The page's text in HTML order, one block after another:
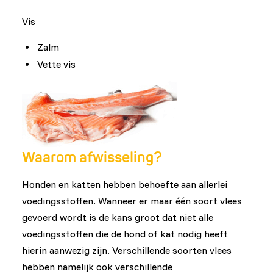
Vis
Zalm
Vette vis
Waarom afwisseling?
Honden en katten hebben behoefte aan allerlei
voedingsstoffen. Wanneer er maar één soort vlees
gevoerd wordt is de kans groot dat niet alle
voedingsstoffen die de hond of kat nodig heeft
hierin aanwezig zijn. Verschillende soorten vlees
hebben namelijk ook verschillende